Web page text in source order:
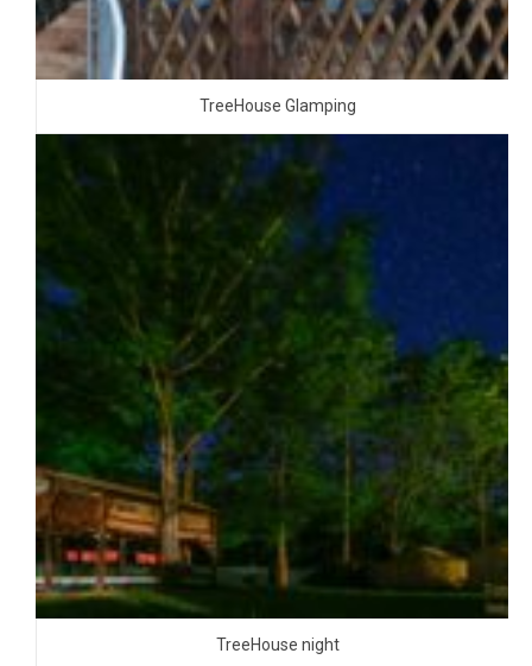
TreeHouse Glamping
TreeHouse night